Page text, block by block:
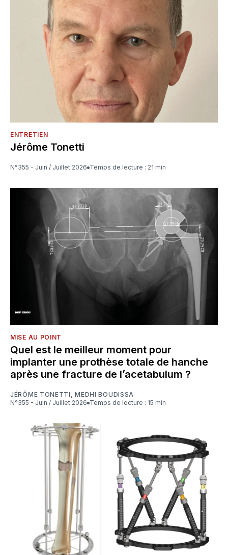
ENTRETIEN
Jérôme Tonetti
N°355 - Juin / Juillet 2026 Temps de lecture : 21 min
MISE AU POINT
Quel est le meilleur moment pour
implanter une prothèse totale de hanche
après une fracture de l’acetabulum ?
JÉRÔME TONETTI ,MEDHI BOUDISSA
N°355 - Juin / Juillet 2026
Temps de lecture : 15 min